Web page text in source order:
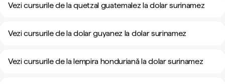
Vezi cursurile de la quetzal guatemalez la dolar surinamez
Vezi cursurile de la dolar guyanez la dolar surinamez
Vezi cursurile de la lempira honduriană la dolar surinamez